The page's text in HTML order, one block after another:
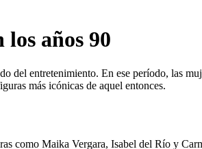
años 90
entretenimiento. En ese período, las
más icónicas de aquel entonces.
como Maika Vergara, Isabel del Río y